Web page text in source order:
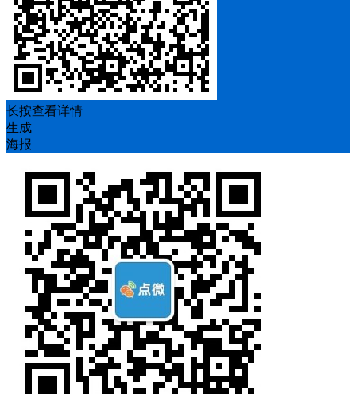
长按查看详情
生成
海报